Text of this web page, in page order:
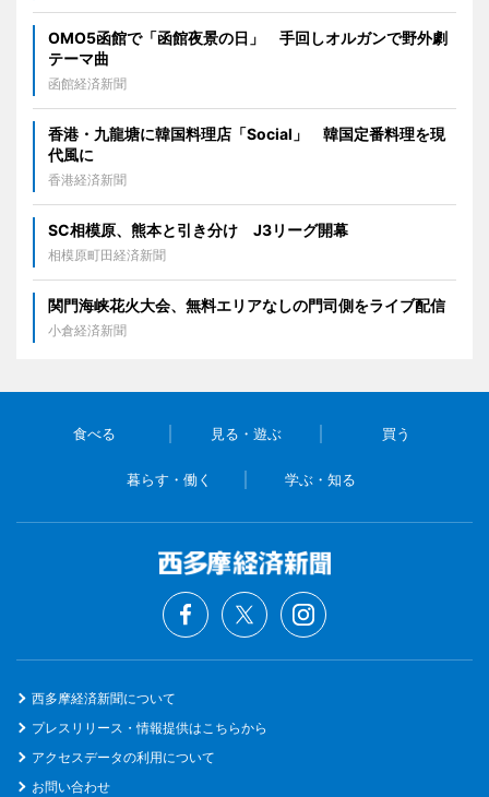
OMO5函館で「函館夜景の日」 手回しオルガンで野外劇
テーマ曲
函館経済新聞
香港・九龍塘に韓国料理店「Social」 韓国定番料理を現
代風に
香港経済新聞
SC相模原、熊本と引き分け J3リーグ開幕
相模原町田経済新聞
関門海峡花火大会、無料エリアなしの門司側をライブ配信
小倉経済新聞
食べる 見る・遊ぶ 買う
暮らす・働く 学ぶ・知る
西多摩経済新聞について
プレスリリース・情報提供はこちらから
アクセスデータの利用について
お問い合わせ